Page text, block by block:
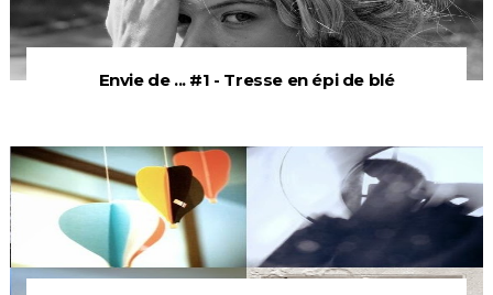
Envie de ... #1 - Tresse en épi de blé